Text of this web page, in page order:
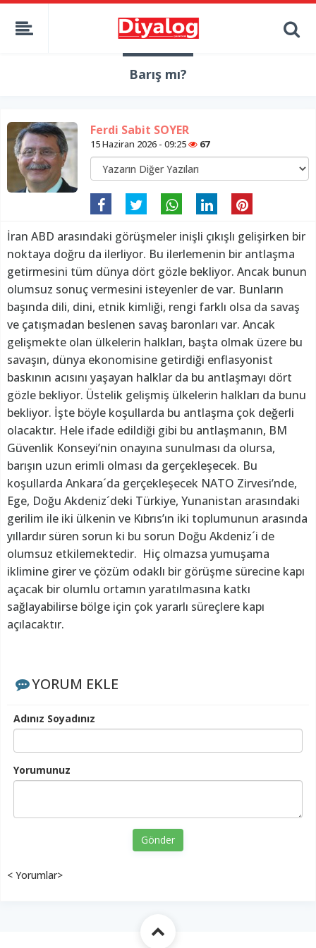
Barış mı?
Ferdi Sabit SOYER
15 Haziran 2026 - 09:25 67
İran ABD arasındaki görüşmeler inişli çıkışlı gelişirken bir
noktaya doğru da ilerliyor. Bu ilerlemenin bir antlaşma
getirmesini tüm dünya dört gözle bekliyor. Ancak bunun
olumsuz sonuç vermesini isteyenler de var. Bunların
başında dili, dini, etnik kimliği, rengi farklı olsa da savaş
ve çatışmadan beslenen savaş baronları var. Ancak
gelişmekte olan ülkelerin halkları, başta olmak üzere bu
savaşın, dünya ekonomisine getirdiği enflasyonist
baskının acısını yaşayan halklar da bu antlaşmayı dört
gözle bekliyor. Üstelik gelişmiş ülkelerin halkları da bunu
bekliyor. İşte böyle koşullarda bu antlaşma çok değerli
olacaktır. Hele ifade edildiği gibi bu antlaşmanın, BM
Güvenlik Konseyi’nin onayına sunulması da olursa,
barışın uzun erimli olması da gerçekleşecek. Bu
koşullarda Ankara´da gerçekleşecek NATO Zirvesi’nde,
Ege, Doğu Akdeniz´deki Türkiye, Yunanistan arasındaki
gerilim ile iki ülkenin ve Kıbrıs’ın iki toplumunun arasında
yıllardır süren sorun ki bu sorun Doğu Akdeniz´i de
olumsuz etkilemektedir. Hiç olmazsa yumuşama
iklimine girer ve çözüm odaklı bir görüşme sürecine kapı
açacak bir olumlu ortamın yaratılmasına katkı
sağlayabilirse bölge için çok yararlı süreçlere kapı
açılacaktır.
YORUM EKLE
Adınız Soyadınız
Yorumunuz
Gönder
< Yorumlar>